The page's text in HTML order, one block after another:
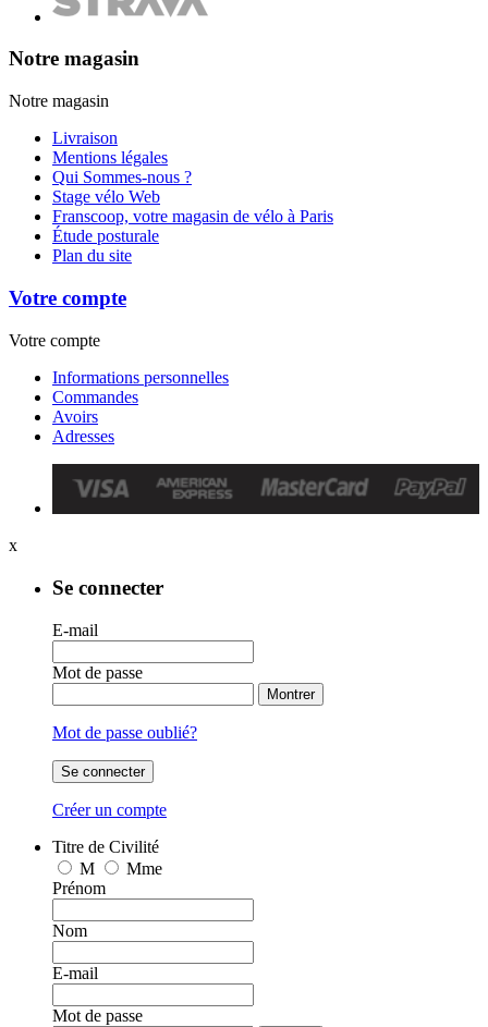
Notre magasin
Notre magasin
Livraison
Mentions légales
Qui Sommes-nous ?
Stage vélo Web
Franscoop, votre magasin de vélo à Paris
Étude posturale
Plan du site
Votre compte
Votre compte
Informations personnelles
Commandes
Avoirs
Adresses
x
Se connecter
E-mail
Mot de passe
Montrer
Mot de passe oublié?
Se connecter
Créer un compte
Titre de Civilité
M
Mme
Prénom
Nom
E-mail
Mot de passe